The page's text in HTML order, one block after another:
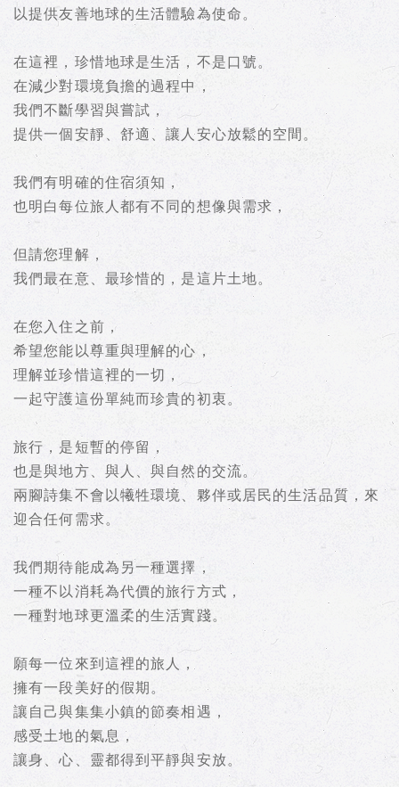
以提供友善地球的生活體驗為使命。
在這裡，珍惜地球是生活，不是口號。
在減少對環境負擔的過程中，
我們不斷學習與嘗試，
提供一個安靜、舒適、讓人安心放鬆的空間。
我們有明確的住宿須知，
也明白每位旅人都有不同的想像與需求，
但請您理解，
我們最在意、最珍惜的，是這片土地。
在您入住之前，
希望您能以尊重與理解的心，
理解並珍惜這裡的一切，
一起守護這份單純而珍貴的初衷。
旅行，是短暫的停留，
也是與地方、與人、與自然的交流。
兩腳詩集不會以犧牲環境、夥伴或居民的生活品質，來
迎合任何需求。
我們期待能成為另一種選擇，
一種不以消耗為代價的旅行方式，
一種對地球更溫柔的生活實踐。
願每一位來到這裡的旅人，
擁有一段美好的假期。
讓自己與集集小鎮的節奏相遇，
感受土地的氣息，
讓身、心、靈都得到平靜與安放。